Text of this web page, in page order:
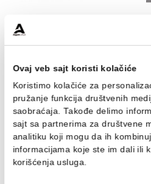
Fug masa Mapei